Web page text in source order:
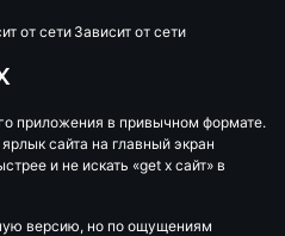
от сетиЗависит от сети
приложения в привычном формате.
сайта на главный экран
и не искать «get x сайт» в
версию, но по ощущениям